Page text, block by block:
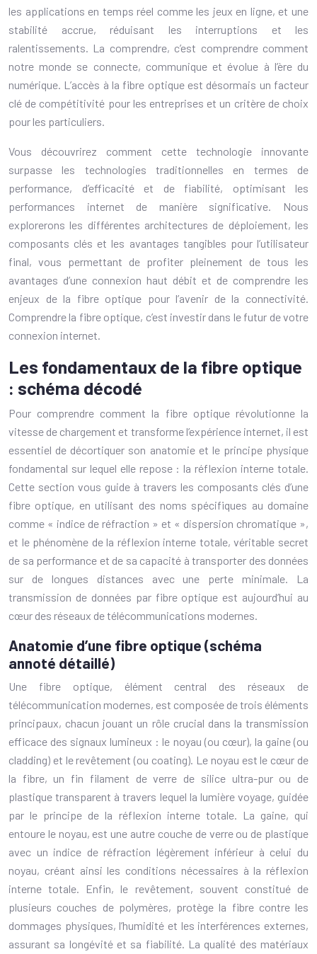
les applications en temps réel comme les jeux en ligne, et une
stabilité accrue, réduisant les interruptions et les
ralentissements. La comprendre, c’est comprendre comment
notre monde se connecte, communique et évolue à l’ère du
numérique. L’accès à la fibre optique est désormais un facteur
clé de compétitivité pour les entreprises et un critère de choix
pour les particuliers.
Vous découvrirez comment cette technologie innovante
surpasse les technologies traditionnelles en termes de
performance, d’efficacité et de fiabilité, optimisant les
performances internet de manière significative. Nous
explorerons les différentes architectures de déploiement, les
composants clés et les avantages tangibles pour l’utilisateur
final, vous permettant de profiter pleinement de tous les
avantages d’une connexion haut débit et de comprendre les
enjeux de la fibre optique pour l’avenir de la connectivité.
Comprendre la fibre optique, c’est investir dans le futur de votre
connexion internet.
Les fondamentaux de la fibre optique
: schéma décodé
Pour comprendre comment la fibre optique révolutionne la
vitesse de chargement et transforme l’expérience internet, il est
essentiel de décortiquer son anatomie et le principe physique
fondamental sur lequel elle repose : la réflexion interne totale.
Cette section vous guide à travers les composants clés d’une
fibre optique, en utilisant des noms spécifiques au domaine
comme « indice de réfraction » et « dispersion chromatique »,
et le phénomène de la réflexion interne totale, véritable secret
de sa performance et de sa capacité à transporter des données
sur de longues distances avec une perte minimale. La
transmission de données par fibre optique est aujourd’hui au
cœur des réseaux de télécommunications modernes.
Anatomie d’une fibre optique (schéma
annoté détaillé)
Une fibre optique, élément central des réseaux de
télécommunication modernes, est composée de trois éléments
principaux, chacun jouant un rôle crucial dans la transmission
efficace des signaux lumineux : le noyau (ou cœur), la gaine (ou
cladding) et le revêtement (ou coating). Le noyau est le cœur de
la fibre, un fin filament de verre de silice ultra-pur ou de
plastique transparent à travers lequel la lumière voyage, guidée
par le principe de la réflexion interne totale. La gaine, qui
entoure le noyau, est une autre couche de verre ou de plastique
avec un indice de réfraction légèrement inférieur à celui du
noyau, créant ainsi les conditions nécessaires à la réflexion
interne totale. Enfin, le revêtement, souvent constitué de
plusieurs couches de polymères, protège la fibre contre les
dommages physiques, l’humidité et les interférences externes,
assurant sa longévité et sa fiabilité. La qualité des matériaux